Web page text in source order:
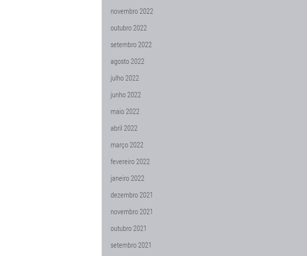
novembro 2022
outubro 2022
setembro 2022
agosto 2022
julho 2022
junho 2022
maio 2022
abril 2022
março 2022
fevereiro 2022
janeiro 2022
dezembro 2021
novembro 2021
outubro 2021
setembro 2021